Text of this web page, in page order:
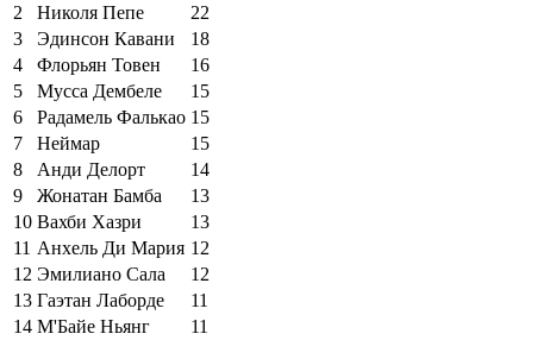
2
Николя Пепе
22
3
Эдинсон Кавани
18
4
Флорьян Товен
16
5
Мусса Дембеле
15
6
Радамель Фалькао 15
7
Неймар
15
8
Анди Делорт
14
9
Жонатан Бамба
13
10 Вахби Хазри
13
11 Анхель Ди Мария 12
12 Эмилиано Сала
12
13 Гаэтан Лаборде
11
14 М'Байе Ньянг
11